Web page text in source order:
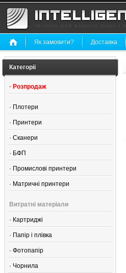
Як замовити? Доставка
Категорії
· Розпродаж
· Плотери
· Принтери
· Сканери
· БФП
· Промислові принтери
· Матричні принтери
Витратні матеріали
· Картриджі
· Папір і плівка
· Фотопапір
· Чорнила